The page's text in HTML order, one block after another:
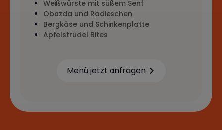
Weißwürste mit süßem Senf
Obazda und Radieschen
Bergkäse und Schinkenplatte
Apfelstrudel Bites
Menü jetzt anfragen